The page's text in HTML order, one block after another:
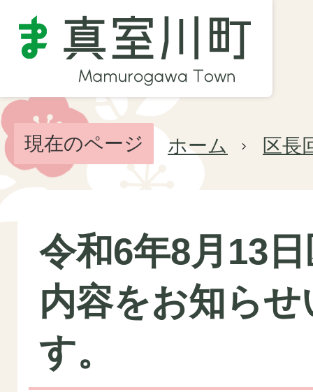
現在のページ ホーム 区長
令和6年8月13
内容をお知ら
す。